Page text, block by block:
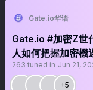
Gate.io华语
Gate.io #加密Z世代說：那些加入Web3的00後們：年輕
人如何把握加密機
263 tuned in Jun 21,
+5